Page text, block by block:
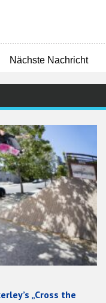
Nächste Nachricht
„Cross the